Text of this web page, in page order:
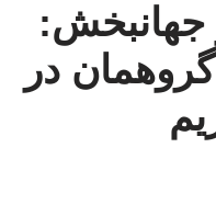
جهانبخش:
در